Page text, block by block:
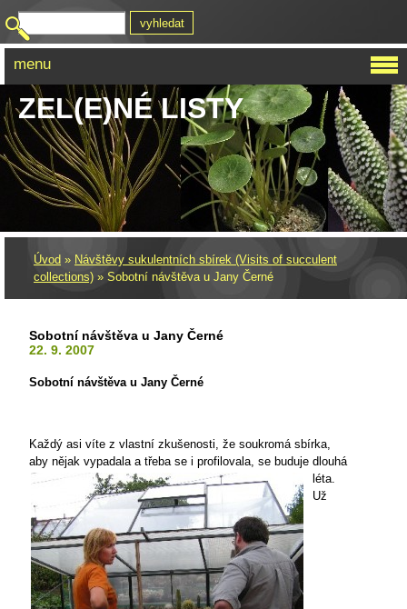
ZEL(E)NÉ LISTY
Úvod » Návštěvy sukulentních sbírek (Visits of succulent
collections) » Sobotní návštěva u Jany Černé
Sobotní návštěva u Jany Černé
22. 9. 2007
Sobotní návštěva u Jany Černé
Každý asi víte z vlastní zkušenosti, že soukromá sbírka,
aby nějak vypadala a třeba se i profilovala, se buduje dlouhá
léta.
Už
menu